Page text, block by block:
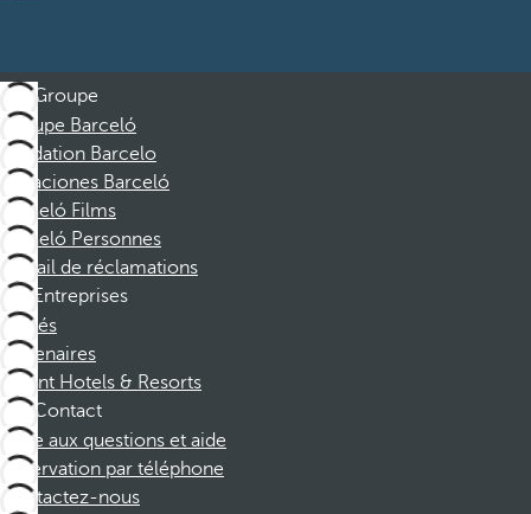
Groupe
Groupe Barceló
Fondation Barcelo
Vacaciones Barceló
Barceló Films
Barceló Personnes
Portail de réclamations
Entreprises
Affiliés
Partenaires
Dorint Hotels & Resorts
Contact
Foire aux questions et aide
Réservation par téléphone
Contactez-nous